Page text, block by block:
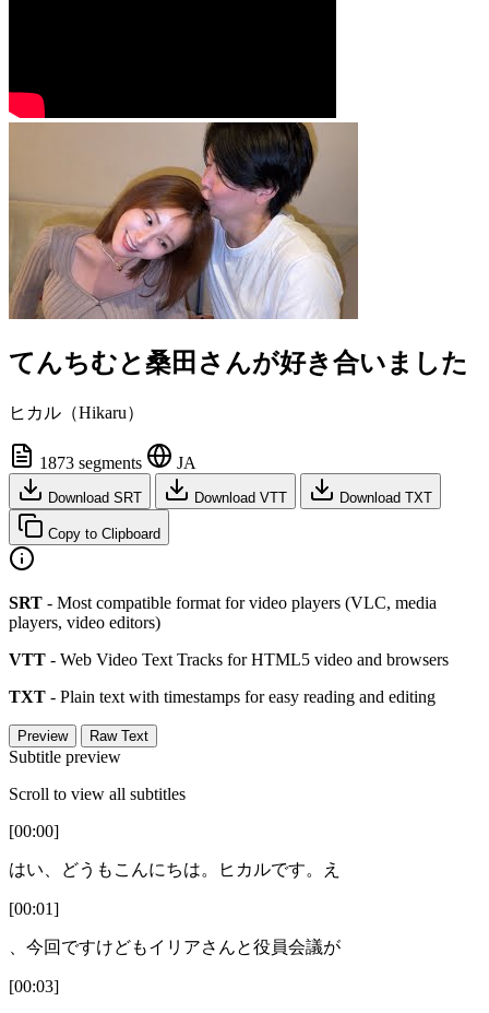
てんちむと桑田さんが好き合いました
ヒカル（Hikaru）
1873 segments JA
Download SRT Download VTT Download TXT
Copy to Clipboard
SRT - Most compatible format for video players (VLC, media
players, video editors)
VTT - Web Video Text Tracks for HTML5 video and browsers
TXT - Plain text with timestamps for easy reading and editing
Preview Raw Text
Subtitle preview
Scroll to view all subtitles
[00:00]
はい、どうもこんにちは。ヒカルです。え
[00:01]
、今回ですけどもイリアさんと役員会議が
[00:03]